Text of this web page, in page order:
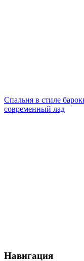
Спальня в стиле
современный лад
Навигация